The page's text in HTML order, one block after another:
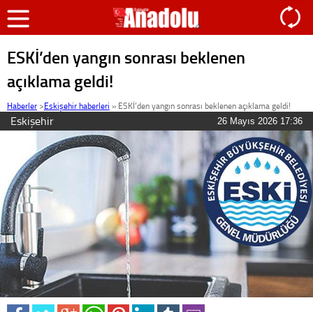
ESKİ’den yangın sonrası beklenen
açıklama geldi!
Haberler >Eskişehir haberleri » ESKİ’den yangın sonrası beklenen açıklama geldi!
Eskişehir 26 Mayıs 2026 17:36